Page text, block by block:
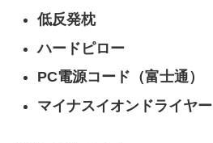
低反発枕
ハードピロー
PC電源コード（富士通）
マイナスイオンドライヤー